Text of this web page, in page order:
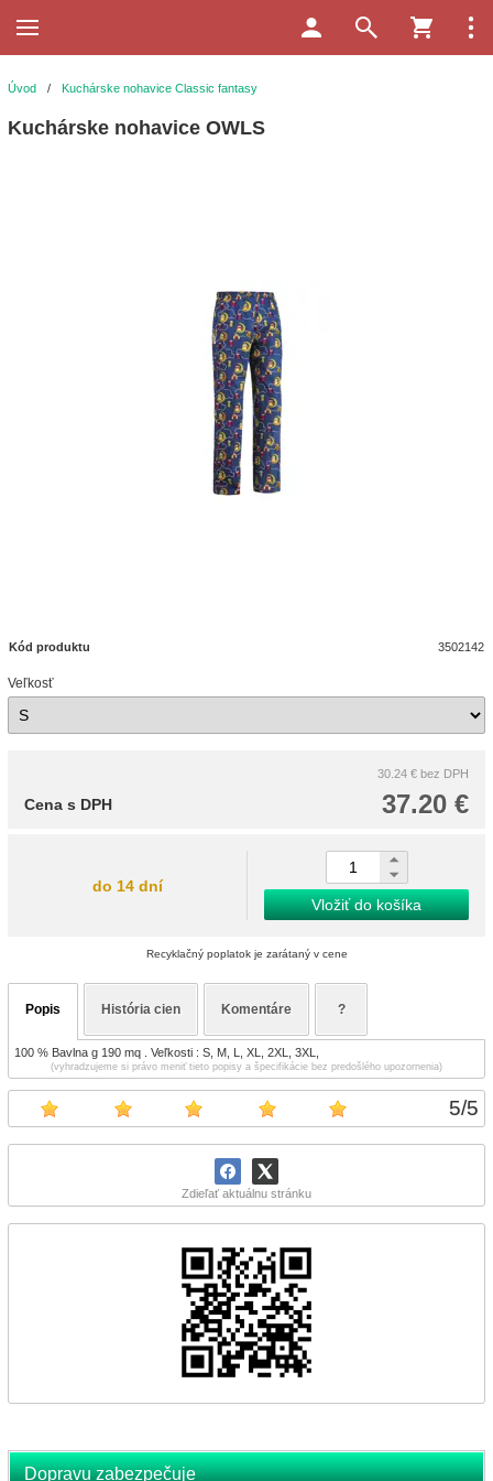
5/5
Zdieľať aktuálnu stránku
Dopravu zabezpečuje
Úvod / Kuchárske nohavice Classic fantasy
Kuchárske nohavice OWLS
Kód produktu 3502142
Veľkosť
30.24 € bez DPH
37.20 €
Cena s DPH
do 14 dní
Vložiť do košíka
Recyklačný poplatok je zarátaný v cene
Popis História cien Komentáre ?
100 % Bavlna g 190 mq . Veľkosti : S, M, L, XL, 2XL, 3XL,
(vyhradzujeme si právo meniť tieto popisy a špecifikácie bez predošlého upozornenia)